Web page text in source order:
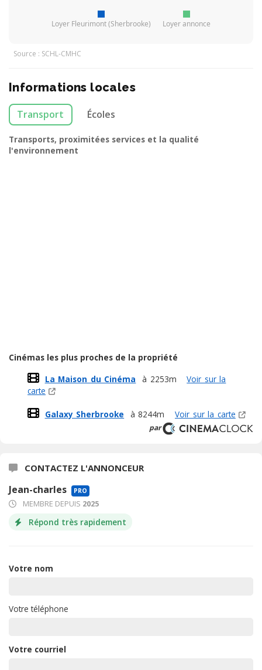
Loyer Fleurimont (Sherbrooke) Loyer annonce
Source : SCHL-CMHC
Informations locales
Transport Écoles
Transports, proximitées services et la qualité
l'environnement
Cinémas les plus proches de la propriété
La Maison du Cinéma
à 2253m
Voir sur la
carte
Galaxy Sherbrooke à 8244m Voir sur la carte
par
CONTACTEZ L'ANNONCEUR
Jean-charles PRO
MEMBRE DEPUIS 2025
Répond très rapidement
Votre nom
Votre téléphone
Votre courriel